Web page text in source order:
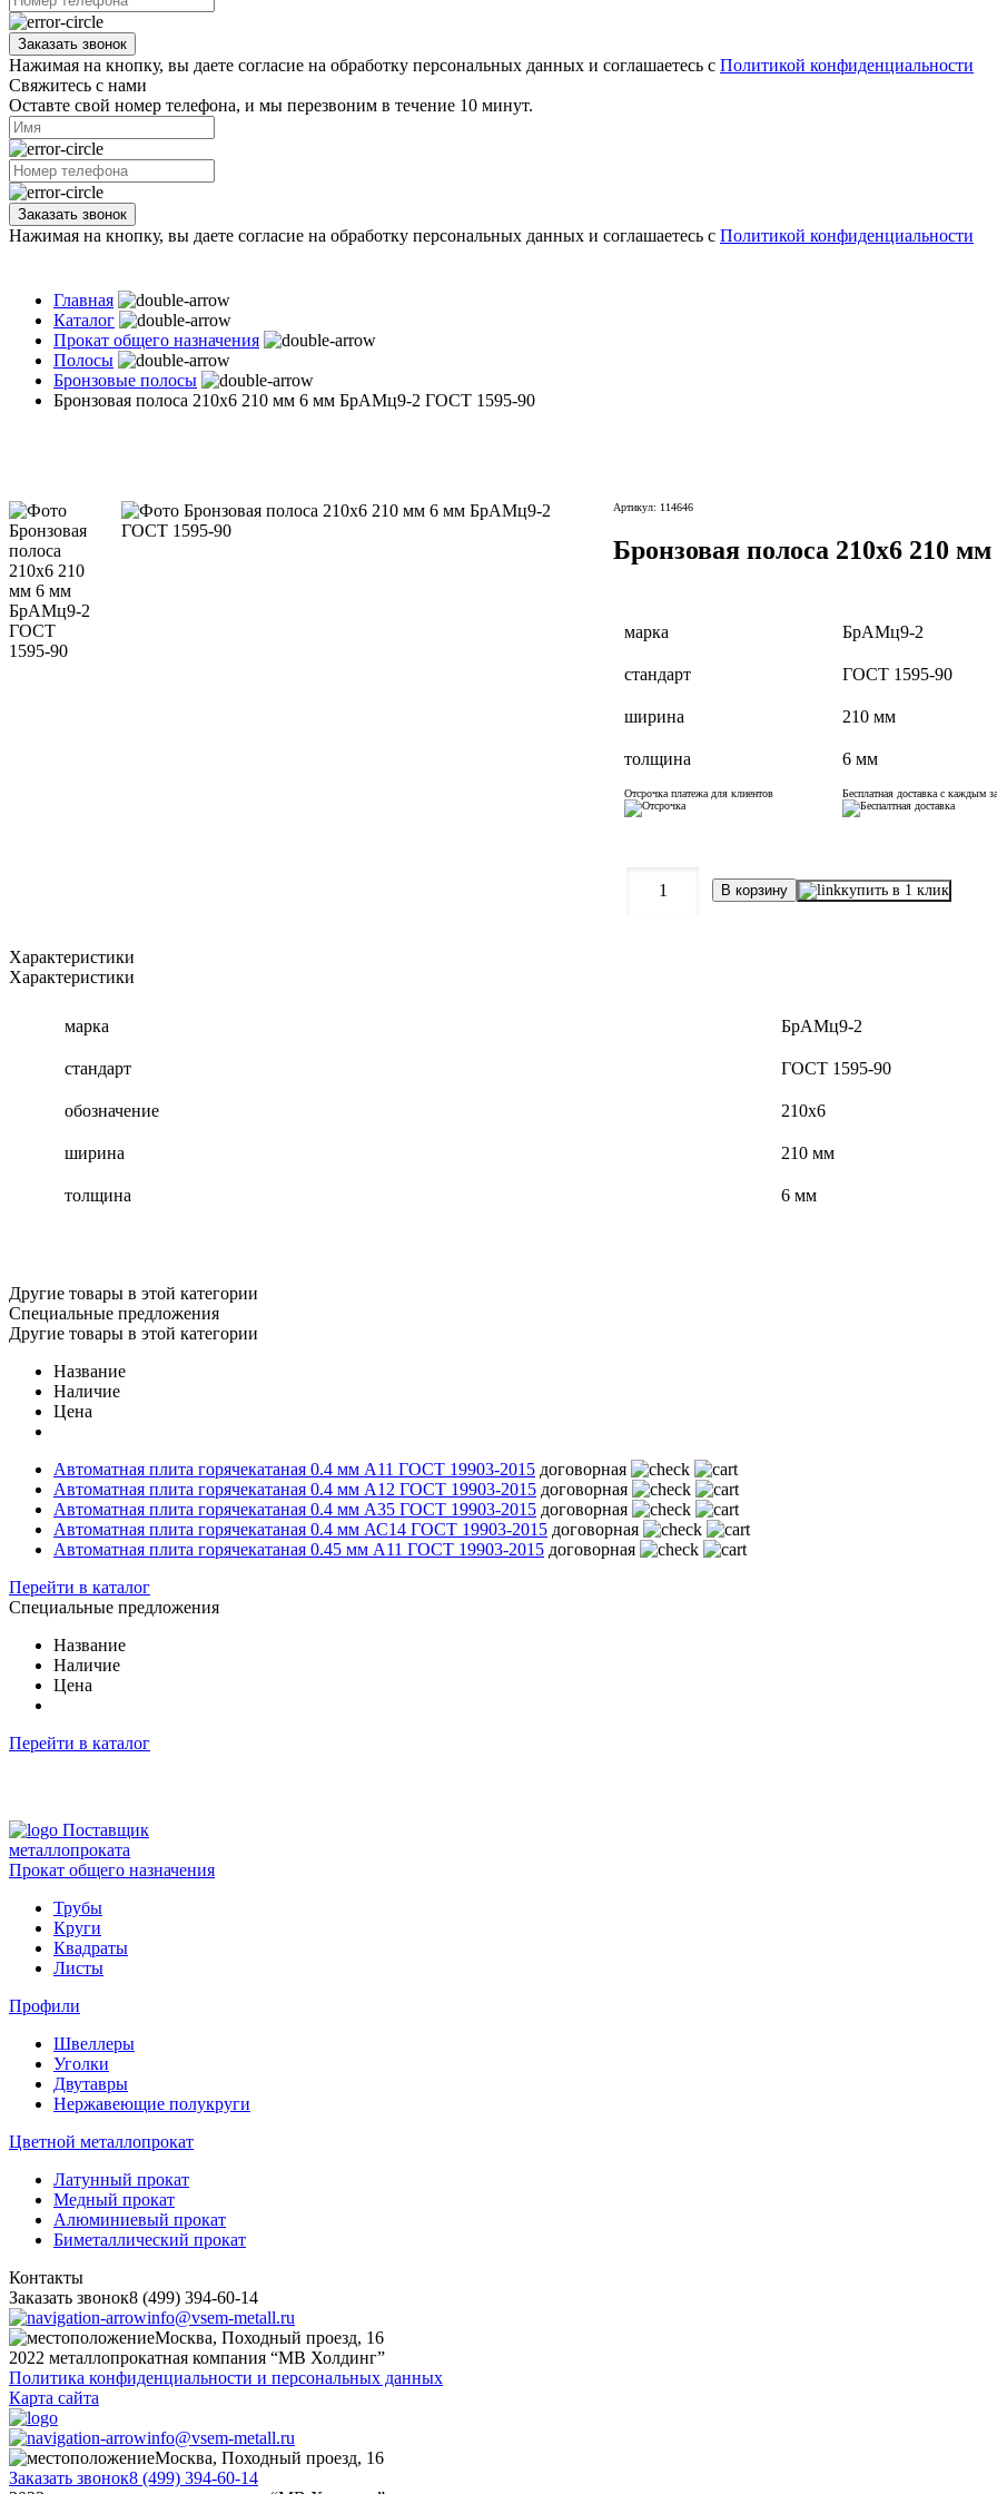
Заказать звонок
Нажимая на кнопку, вы даете согласие на обработку персональных данных и соглашаетесь с Политикой конфиденциальности
Свяжитесь с нами
Оставте свой номер телефона, и мы перезвоним в течение 10 минут.
Заказать звонок
Нажимая на кнопку, вы даете согласие на обработку персональных данных и соглашаетесь с Политикой конфиденциальности
Главная
Каталог
Прокат общего назначения
Полосы
Бронзовые полосы
Бронзовая полоса 210х6 210 мм 6 мм БрАМц9-2 ГОСТ 1595-90
Артикул: 114646
Бронзовая полоса 210х6 210
марка БрАМц9-2
стандарт ГОСТ 1595-90
ширина 210 мм
толщина 6 мм
Отсрочка платежа для клиентов Бесплатная доставка с каждым
1 В корзину купить в 1 клик
Характеристики
Характеристики
марка БрАМц9-2
стандарт ГОСТ 1595-90
обозначение 210х6
ширина 210 мм
толщина 6 мм
Другие товары в этой категории
Специальные предложения
Другие товары в этой категории
Название
Наличие
Цена
Автоматная плита горячекатаная 0.4 мм А11 ГОСТ 19903-2015 договорная
Автоматная плита горячекатаная 0.4 мм А12 ГОСТ 19903-2015 договорная
Автоматная плита горячекатаная 0.4 мм А35 ГОСТ 19903-2015 договорная
Автоматная плита горячекатаная 0.4 мм АС14 ГОСТ 19903-2015 договорная
Автоматная плита горячекатаная 0.45 мм А11 ГОСТ 19903-2015 договорная
Перейти в каталог
Специальные предложения
Название
Наличие
Цена
Перейти в каталог
Поставщик
металлопроката
Прокат общего назначения
Трубы
Круги
Квадраты
Листы
Профили
Швеллеры
Уголки
Двутавры
Нержавеющие полукруги
Цветной металлопрокат
Латунный прокат
Медный прокат
Алюминиевый прокат
Биметаллический прокат
Контакты
Заказать звонок8 (499) 394-60-14
info@vsem-metall.ru
Москва, Походный проезд, 16
2022 металлопрокатная компания “MB Холдинг”
Политика конфиденциальности и персональных данных
Карта сайта
info@vsem-metall.ru
Москва, Походный проезд, 16
Заказать звонок8 (499) 394-60-14